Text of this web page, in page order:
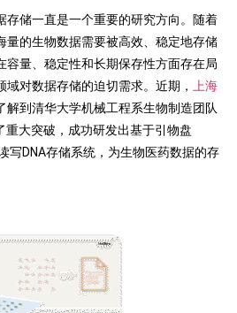
存储一直是一个重要的研究方向。随着
量的生物数据需要被高效、稳定地存储
容量、稳定性和长期保存性方面存在局
域对数据存储的迫切需求。近期，
上海
解到清华大学机械工程系生物制造团队
重大突破，成功研发出基于引物盘
写DNA存储系统，为生物医药数据的存